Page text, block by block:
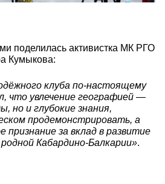
поделилась активистка МК РГО
Кумыкова:
клуба по-настоящему
что увлечение географией —
но и глубокие знания,
продемонстрировать, а
за вклад в развитие
Кабардино-Балкарии».